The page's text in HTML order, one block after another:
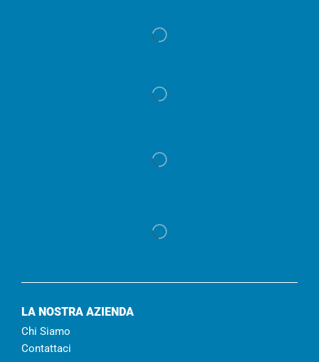
LA NOSTRA AZIENDA
Chi Siamo
Contattaci